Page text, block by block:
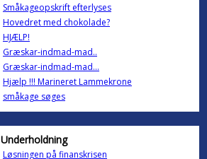
Småkageopskrift efterlyses
Hovedret med chokolade?
HJÆLP!
Græskar-indmad-mad..
Græskar-indmad-mad...
Hjælp !!! Marineret Lammekrone
småkage søges
Underholdning
Løsningen på finanskrisen